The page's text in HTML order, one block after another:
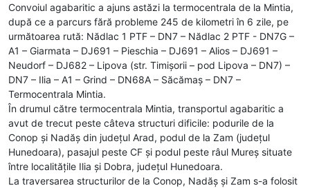
Convoiul agabaritic a ajuns astăzi la termocentrala de la Mintia,
după ce a parcurs fără probleme 245 de kilometri în 6 zile, pe
următoarea rută: Nădlac 1 PTF – DN7 – Nădlac 2 PTF - DN7G –
A1 – Giarmata – DJ691 – Pieschia – DJ691 – Alios – DJ691 –
Neudorf – DJ682 – Lipova (str. Timișorii – pod Lipova – DN7) –
DN7 – Ilia – A1 – Grind – DN68A – Săcămaș – DN7 –
Termocentrala Mintia.
În drumul către termocentrala Mintia, transportul agabaritic a
avut de trecut peste câteva structuri dificile: podurile de la
Conop și Nadăș din județul Arad, podul de la Zam (județul
Hunedoara), pasajul peste CF și podul peste râul Mureș situate
între localitățile Ilia și Dobra, județul Hunedoara.
La traversarea structurilor de la Conop, Nadăș și Zam s-a folosit